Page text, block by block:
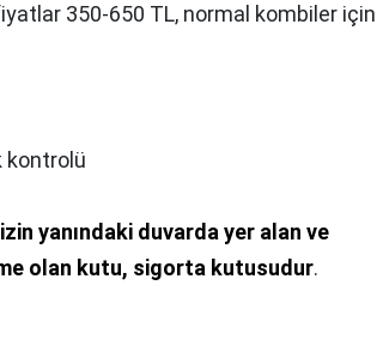
350-650 TL, normal kombiler için
kontrolü
yanındaki duvarda yer alan ve
olan kutu, sigorta kutusudur.